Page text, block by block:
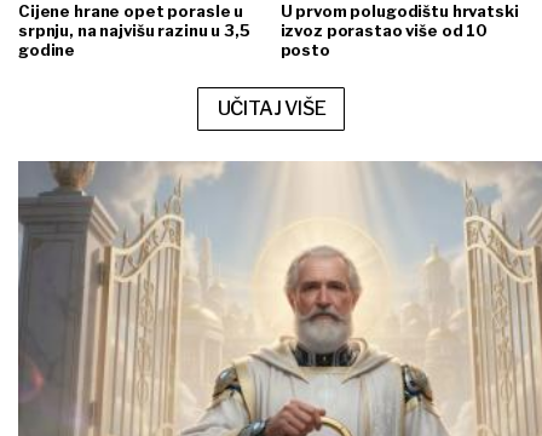
Cijene hrane opet porasle u
srpnju, na najvišu razinu u 3,5
godine
U prvom polugodištu hrvatski
izvoz porastao više od 10
posto
UČITAJ VIŠE